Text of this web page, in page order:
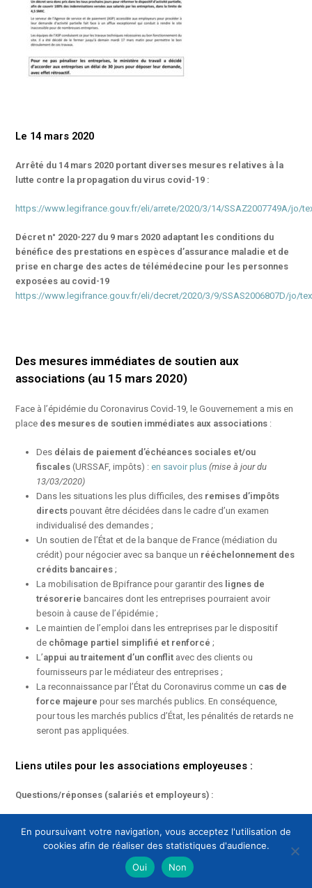
Le 14 mars 2020
Arrêté du 14 mars 2020 portant diverses mesures relatives à la
lutte contre la propagation du virus covid-19 :
https://www.legifrance.gouv.fr/eli/arrete/2020/3/14/SSAZ2007749A/jo/
Décret n° 2020-227 du 9 mars 2020 adaptant les conditions du
bénéfice des prestations en espèces d’assurance maladie et de
prise en charge des actes de télémédecine pour les personnes
exposées au covid-19
https://www.legifrance.gouv.fr/eli/decret/2020/3/9/SSAS2006807D/jo/
Des mesures immédiates de soutien aux
associations (au 15 mars 2020)
Face à l’épidémie du Coronavirus Covid-19, le Gouvernement a mis en
place des mesures de soutien immédiates aux associations :
Des délais de paiement d’échéances sociales et/ou
fiscales(URSSAF, impôts) : en savoir plus (mise à jour du
13/03/2020)
Dans les situations les plus difficiles, des remises d’impôts
directs pouvant être décidées dans le cadre d’un examen
individualisé des demandes ;
Un soutien de l’État et de la banque de France (médiation du
crédit) pour négocier avec sa banque un rééchelonnement des
crédits bancaires ;
La mobilisation de Bpifrance pour garantir des lignes de
trésorerie bancaires dont les entreprises pourraient avoir
besoin à cause de l’épidémie ;
Le maintien de l’emploi dans les entreprises par le dispositif
de chômage partiel simplifié et renforcé ;
L’appui au traitement d’un conflit avec des clients ou
fournisseurs par le médiateur des entreprises ;
La reconnaissance par l’État du Coronavirus comme un cas de
force majeurepour ses marchés publics. En conséquence,
pour tous les marchés publics d’État, les pénalités de retards ne
seront pas appliquées.
Liens utiles pour les associations employeuses :
Questions/réponses (salariés et employeurs) :
ministere/article/coronavirus-questions-reponses-pour-les-
entreprises-et-les-salaries
En poursuivant votre navigation, vous acceptez l'utilisation de
cookies afin de réaliser des statistiques d'audience.
Oui
Non